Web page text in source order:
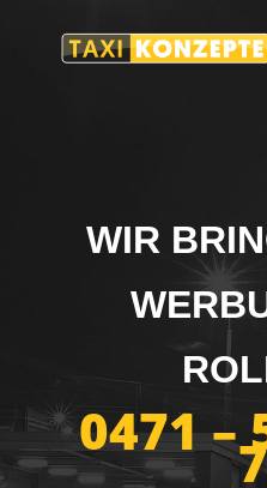
WIR
0471 –